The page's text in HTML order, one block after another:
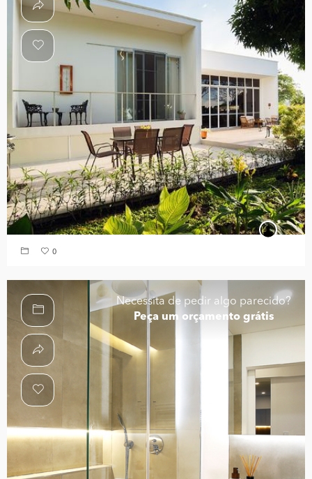
0
Necessita de pedir algo parecido?
Peça um orçamento grátis